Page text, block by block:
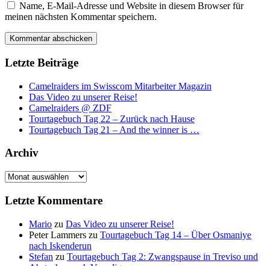
Name, E-Mail-Adresse und Website in diesem Browser für
meinen nächsten Kommentar speichern.
Letzte Beiträge
Camelraiders im Swisscom Mitarbeiter Magazin
Das Video zu unserer Reise!
Camelraiders @ ZDF
Tourtagebuch Tag 22 – Zurück nach Hause
Tourtagebuch Tag 21 – And the winner is …
Archiv
Archiv
Letzte Kommentare
Mario zu Das Video zu unserer Reise!
Peter Lammers zu Tourtagebuch Tag 14 – Über Osmaniye
nach Iskenderun
Stefan zu Tourtagebuch Tag 2: Zwangspause in Treviso und